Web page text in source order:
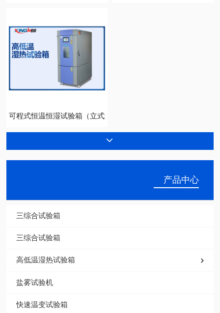
东莞高低温试验箱
勤卓三综合试验箱的结构性能讲解 小型恒温恒湿试验箱
可程式恒温恒湿试验箱（立式规格）